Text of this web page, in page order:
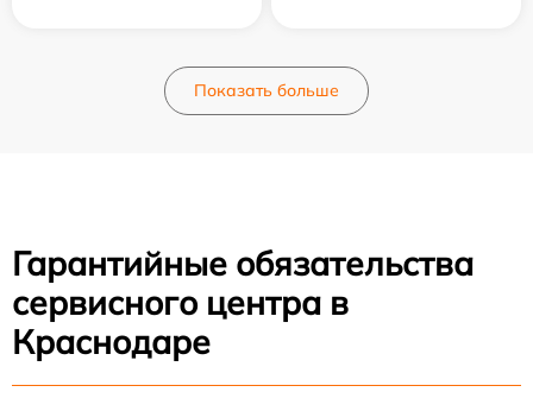
Показать больше
Гарантийные обязательства
сервисного центра в
Краснодаре